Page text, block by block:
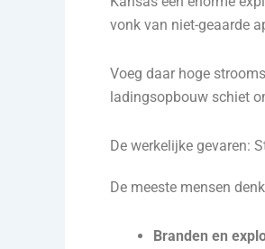
vonk van niet-geaarde
Voeg daar hoge
ladingsopbouw schiet
De werkelijke gevaren:
De meeste mensen
Branden en